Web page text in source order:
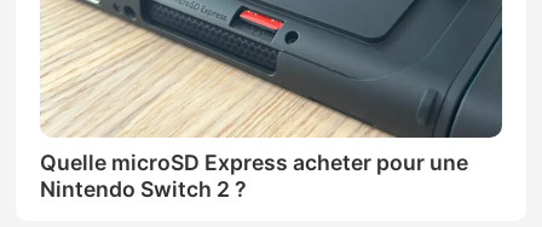
Quelle microSD Express acheter pour une
Nintendo Switch 2 ?